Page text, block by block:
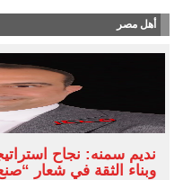
أهل مصر
نديم سمنه: نجاح
وبناء الثقة في شعار